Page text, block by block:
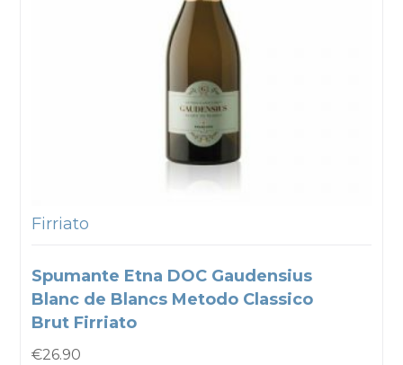
Firriato
Spumante Etna DOC Gaudensius
Blanc de Blancs Metodo Classico
Brut Firriato
€26.90